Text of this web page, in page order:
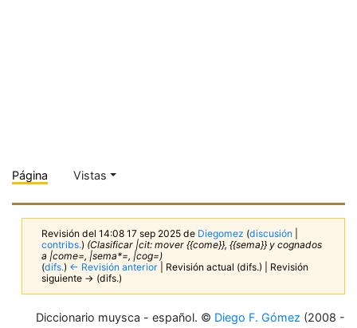
Página Vistas
Revisión del 14:08 17 sep 2025 de Diegomez (discusión
contribs.) (Clasificar |cit: mover {{come}}, {{sema}} y cognados
a |come=, |sema*=, |cog=)
(difs.) ← Revisión anterior | Revisión actual (difs.) | Revisión
siguiente → (difs.)
Diccionario muysca - español. © Diego F. Gómez (2008 -